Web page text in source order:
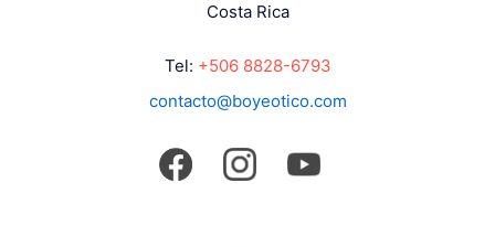
Costa Rica
Tel: +506 8828-6793
contacto@boyeotico.com